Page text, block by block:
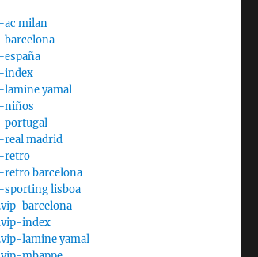
ac milan
barcelona
index
lamine yamal
niños
portugal
real madrid
retro
retro barcelona
sporting lisboa
barcelona
index
lamine yamal